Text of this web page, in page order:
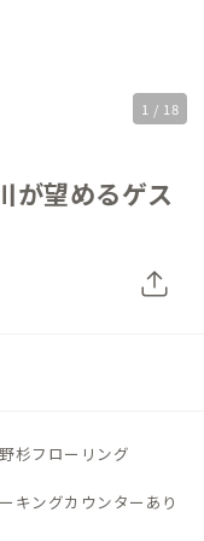
1 / 18
が望めるゲス
杉フローリング
キングカウンターあり